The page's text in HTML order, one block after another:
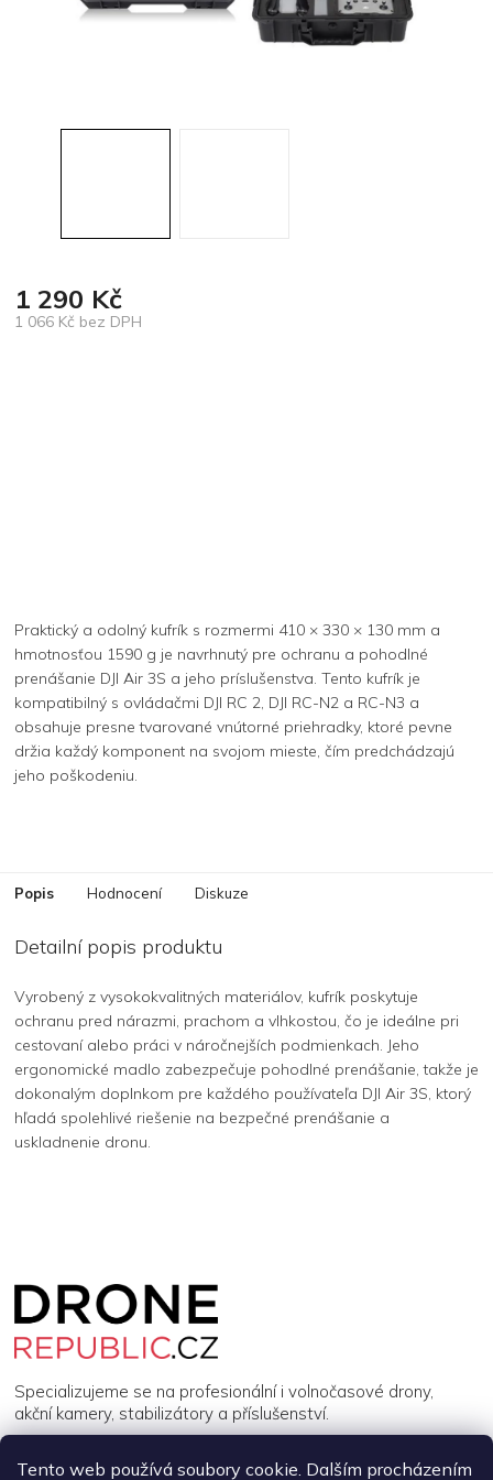
Tento web používá soubory cookie. Dalším procházením
1 290 Kč
1 066 Kč bez DPH
Praktický a odolný kufrík s rozmermi 410 × 330 × 130 mm a
hmotnosťou 1590 g je navrhnutý pre ochranu a pohodlné
prenášanie DJI Air 3S a jeho príslušenstva. Tento kufrík je
kompatibilný s ovládačmi DJI RC 2, DJI RC-N2 a RC-N3 a
obsahuje presne tvarované vnútorné priehradky, ktoré pevne
držia každý komponent na svojom mieste, čím predchádzajú
jeho poškodeniu.
Popis Hodnocení Diskuze
Detailní popis produktu
Vyrobený z vysokokvalitných materiálov, kufrík poskytuje
ochranu pred nárazmi, prachom a vlhkostou, čo je ideálne pri
cestovaní alebo práci v náročnejších podmienkach. Jeho
ergonomické madlo zabezpečuje pohodlné prenášanie, takže je
dokonalým doplnkom pre každého používateľa DJI Air 3S, ktorý
hľadá spolehlivé riešenie na bezpečné prenášanie a
uskladnenie dronu.
Specializujeme se na profesionální i volnočasové drony,
akční kamery, stabilizátory a příslušenství.